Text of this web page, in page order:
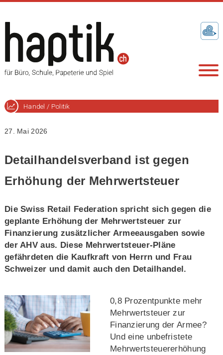
Handel / Politik
27. Mai 2026
Detailhandelsverband ist gegen
Erhöhung der Mehrwertsteuer
Die Swiss Retail Federation spricht sich gegen die
geplante Erhöhung der Mehrwertsteuer zur
Finanzierung zusätzlicher Armeeausgaben sowie
der AHV aus. Diese Mehrwertsteuer-Pläne
gefährdeten die Kaufkraft von Herrn und Frau
Schweizer und damit auch den Detailhandel.
0,8 Prozentpunkte mehr
Mehrwertsteuer zur
Finanzierung der Armee?
Und eine unbefristete
Mehrwertsteuererhöhung